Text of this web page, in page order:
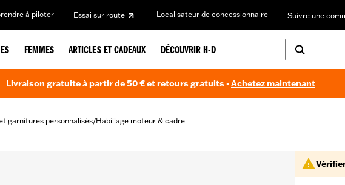
à piloter Essai sur route Localisateur de concessionnaire Suivre une
FEMMES ARTICLES ET CADEAUX DÉCOUVRIR H-D
Livraison gratuite à partir de 50 € et retours gratuits -Achetez maintenant
garnitures personnalisés/Habillage moteur & cadre